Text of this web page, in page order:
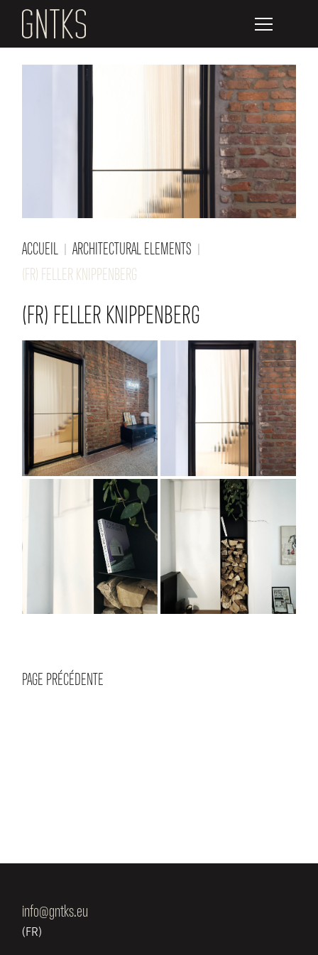
ACCUEIL
ARCHITECTURAL ELEMENTS
(FR) FELLER KNIPPENBERG
(FR) FELLER KNIPPENBERG
PAGE PRÉCÉDENTE
info@gntks.eu
(FR)